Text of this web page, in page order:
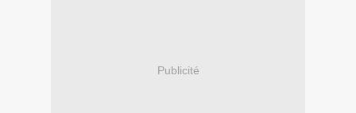
Publicité